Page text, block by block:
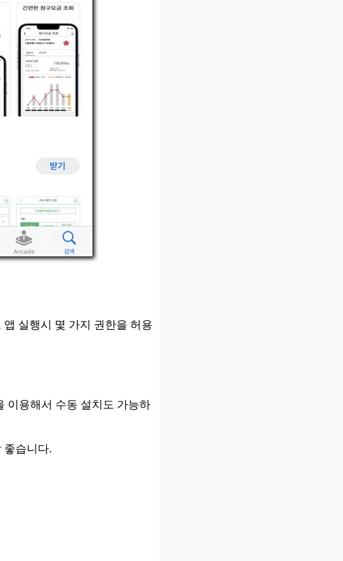
실행시 몇 가지 권한을 허용
이용해서 수동 설치도 가능하
좋습니다.